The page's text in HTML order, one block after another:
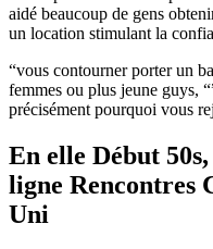
aidé beaucoup de gens
un location stimulant la
“vous contourner porter un
femmes ou plus jeune guys,
précisément pourquoi vous
En elle Début
ligne Rencontres
Uni